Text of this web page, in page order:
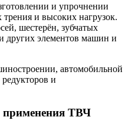
и упрочнении
и высоких нагрузок.
шестерён, зубчатых
других элементов машин и
автомобильной
и
применения ТВЧ